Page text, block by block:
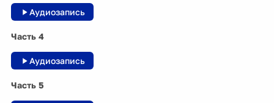
Аудиозапись
Часть 4
Аудиозапись
Часть 5